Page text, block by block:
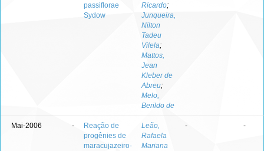
passiflorae
Sydow
Ricardo;
Junqueira,
Nilton
Tadeu
Vilela;
Mattos,
Jean
Kleber de
Abreu;
Melo,
Berildo de
Mai-2006 -
Reação de
progênies de
maracujazeiro-
Leão,
Rafaela
Mariana
- -